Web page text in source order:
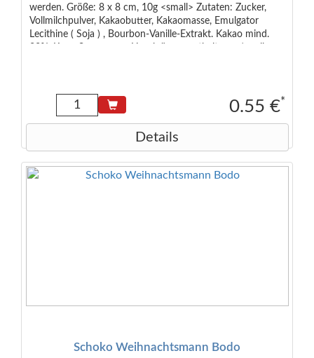
werden. Größe: 8 x 8 cm, 10g <small> Zutaten: Zucker,
Vollmilchpulver, Kakaobutter, Kakaomasse, Emulgator
Lecithine ( Soja ) , Bourbon-Vanille-Extrakt. Kakao mind.
0.55 €*
Details
Schoko Weihnachtsmann Bodo